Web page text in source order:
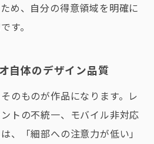
め、自分の得意領域を明確に
す。
自体のデザイン品質
のものが作品になります。レ
トの不統一、モバイル非対応
、「細部への注意力が低い」